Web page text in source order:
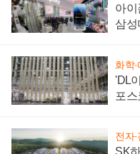
아이
삼성
화학
'DL
포스
전자